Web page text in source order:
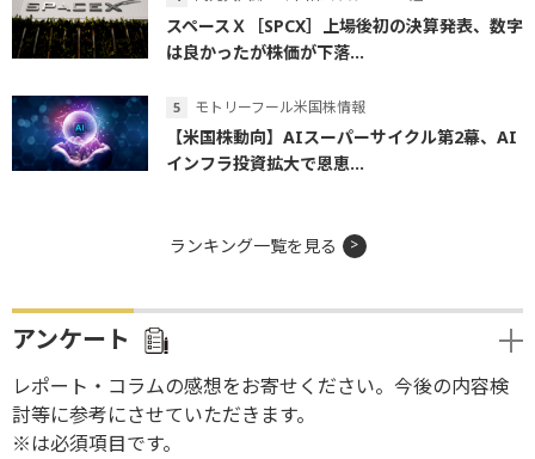
スペースＸ［SPCX］上場後初の決算発表、数字
は良かったが株価が下落...
モトリーフール米国株情報
【米国株動向】AIスーパーサイクル第2幕、AI
インフラ投資拡大で恩恵...
ランキング一覧を見る
アンケート
レポート・コラムの感想をお寄せください。今後の内容検
討等に参考にさせていただきます。
※は必須項目です。